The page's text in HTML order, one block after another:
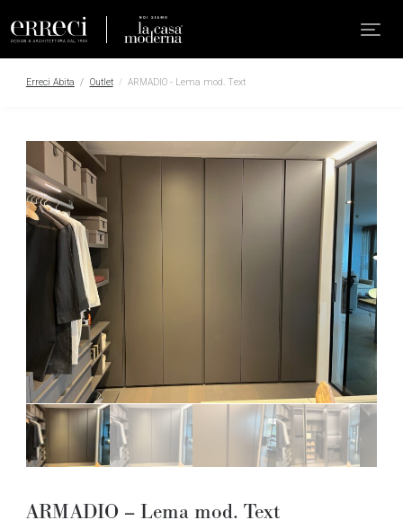
Erreci Abita Outlet ARMADIO - Lema mod. Text
ARMADIO – Lema mod. Text